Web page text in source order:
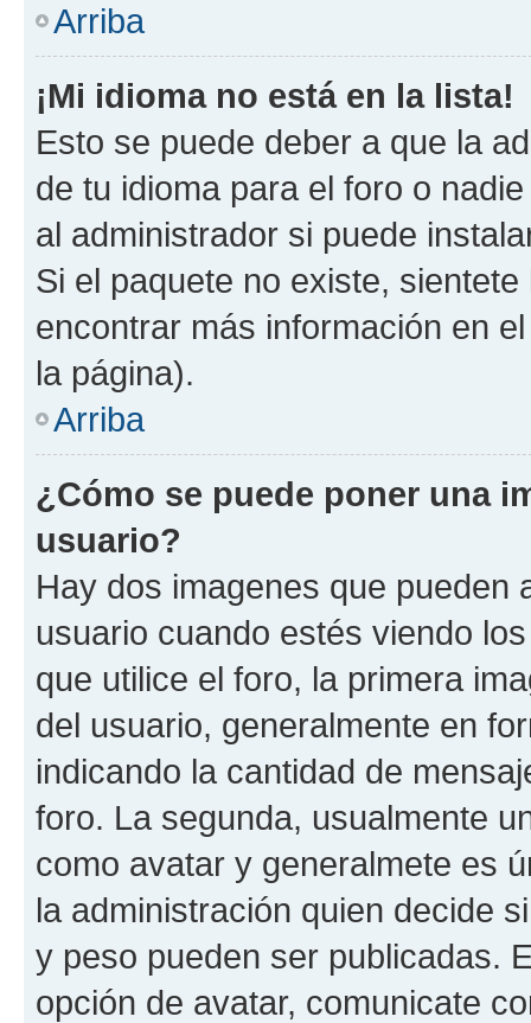
Arriba
¡Mi idioma no está en la lista!
Esto se puede deber a que la
de tu idioma para el foro o
al administrador si puede
Si el paquete no existe,
encontrar más información en
la página).
Arriba
¿Cómo se puede poner una
usuario?
Hay dos imagenes que pueden
usuario cuando estés viendo
que utilice el foro, la primera
del usuario, generalmente en
indicando la cantidad de
foro. La segunda, usualmente
como avatar y generalmete es
la administración quien decide
y peso pueden ser publicadas.
opción de avatar, comunicate